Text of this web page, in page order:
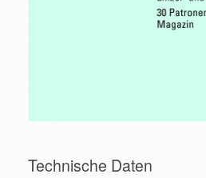
Technische Daten